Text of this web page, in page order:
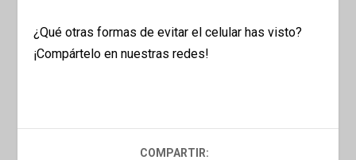
¿Qué otras formas de evitar el celular has visto?
¡Compártelo en nuestras redes!
COMPARTIR: